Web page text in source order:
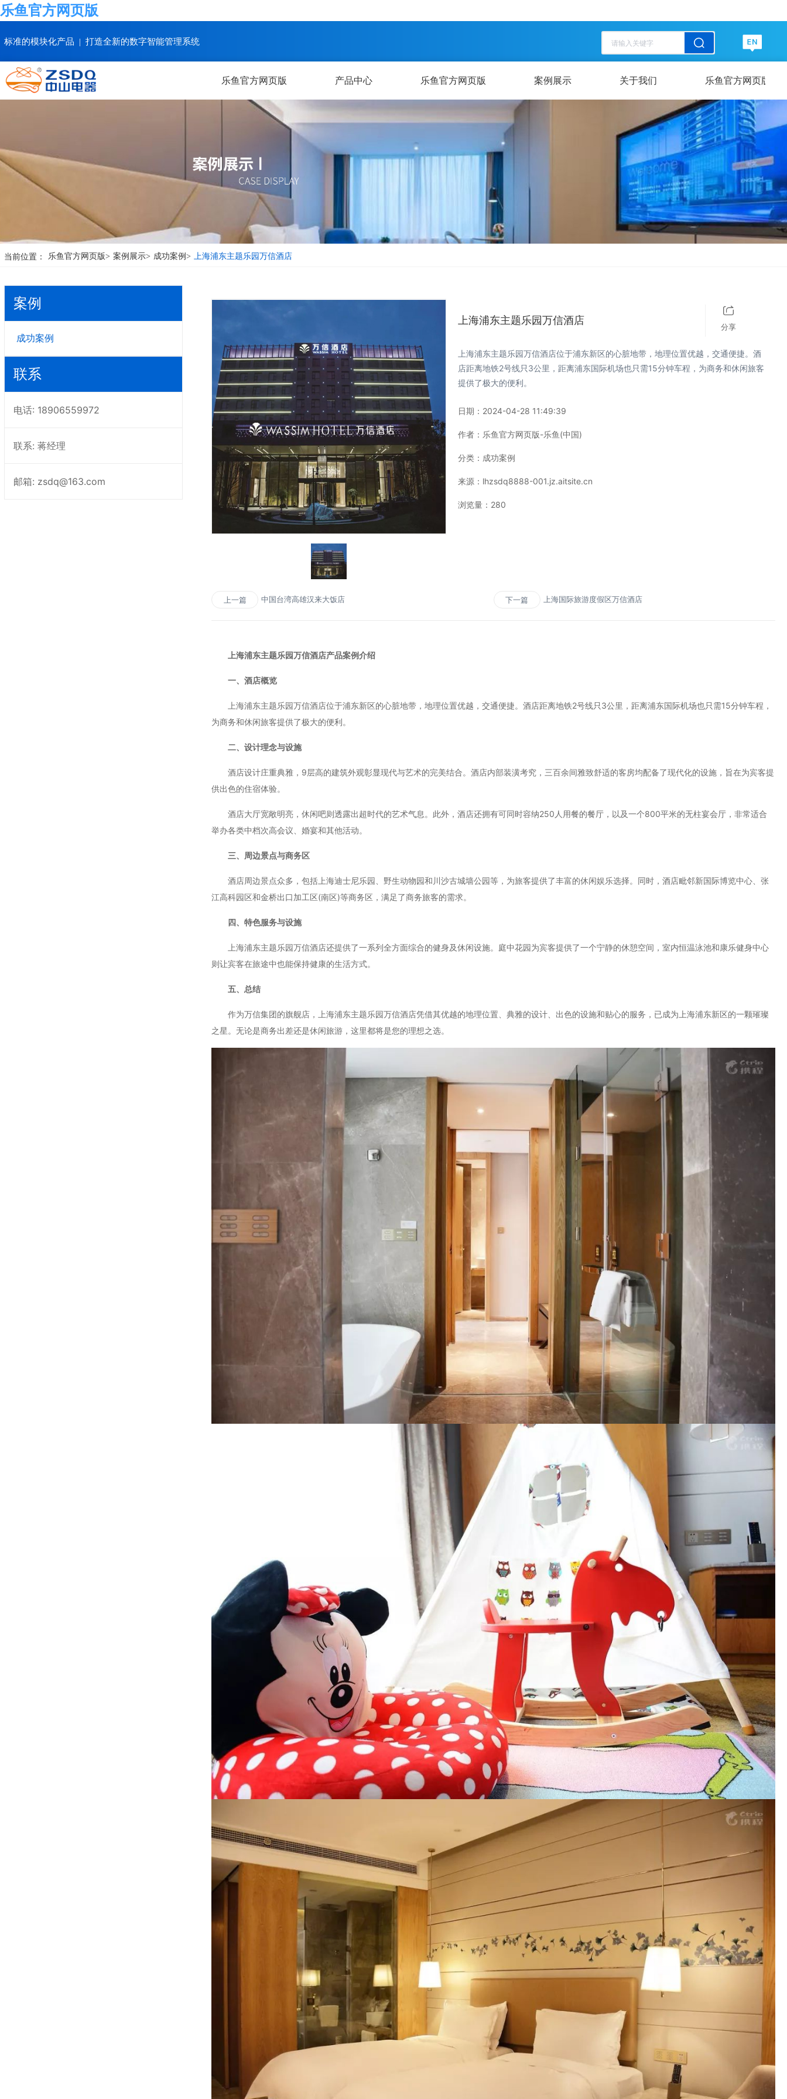
乐鱼官方网页版
标准的模块化产品 | 打造全新的数字智能管理系统
历史记录
清空记录
乐鱼官方网页版 产品中心 乐鱼官方网页版 案例展示 关于我们 乐鱼官方网页版-乐
当前位置： 乐鱼官方网页版> 案例展示> 成功案例> 上海浦东主题乐园万信酒店
案例
成功案例
联系
电话: 18906559972
联系: 蒋经理
邮箱: zsdq@163.com
上海浦东主题乐园万信酒店
分享
上海浦东主题乐园万信酒店位于浦东新区的心脏地带，地理位置优越，交通便捷。酒
店距离地铁2号线只3公里，距离浦东国际机场也只需15分钟车程，为商务和休闲旅客
提供了极大的便利。
日期： 2024-04-28 11:49:39
作者： 乐鱼官方网页版-乐鱼(中国)
分类： 成功案例
来源： lhzsdq8888-001.jz.aitsite.cn
浏览量： 280
上一篇 中国台湾高雄汉来大饭店 下一篇 上海国际旅游度假区万信酒店
上海浦东主题乐园万信酒店产品案例介绍
一、酒店概览
上海浦东主题乐园万信酒店位于浦东新区的心脏地带，地理位置优越，交通便捷。酒店距离地铁2号线只3公里，距离浦东国际机场也只需15分钟车程，
为商务和休闲旅客提供了极大的便利。
二、设计理念与设施
酒店设计庄重典雅，9层高的建筑外观彰显现代与艺术的完美结合。酒店内部装潢考究，三百余间雅致舒适的客房均配备了现代化的设施，旨在为宾客提
供出色的住宿体验。
酒店大厅宽敞明亮，休闲吧则透露出超时代的艺术气息。此外，酒店还拥有可同时容纳250人用餐的餐厅，以及一个800平米的无柱宴会厅，非常适合
举办各类中档次高会议、婚宴和其他活动。
三、周边景点与商务区
酒店周边景点众多，包括上海迪士尼乐园、野生动物园和川沙古城墙公园等，为旅客提供了丰富的休闲娱乐选择。同时，酒店毗邻新国际博览中心、张
江高科园区和金桥出口加工区(南区)等商务区，满足了商务旅客的需求。
四、特色服务与设施
上海浦东主题乐园万信酒店还提供了一系列全方面综合的健身及休闲设施。庭中花园为宾客提供了一个宁静的休憩空间，室内恒温泳池和康乐健身中心
则让宾客在旅途中也能保持健康的生活方式。
五、总结
作为万信集团的旗舰店，上海浦东主题乐园万信酒店凭借其优越的地理位置、典雅的设计、出色的设施和贴心的服务，已成为上海浦东新区的一颗璀璨
之星。无论是商务出差还是休闲旅游，这里都将是您的理想之选。